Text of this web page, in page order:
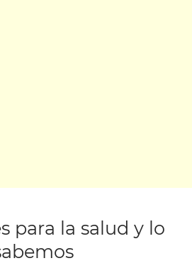
para la salud y lo